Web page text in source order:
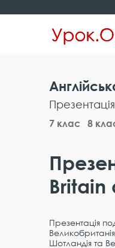
Презентація
7 клас 8
Britain
Презентація
Шотландія та